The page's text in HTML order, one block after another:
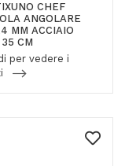
CHEF
ANGOLARE
MM ACCIAIO
CM
per vedere i